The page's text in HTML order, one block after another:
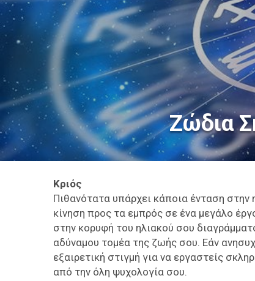
Ζώδια
Κριός
Πιθανότατα υπάρχει κάποια ένταση στην
κίνηση προς τα εμπρός σε ένα μεγάλο
στην κορυφή του ηλιακού σου
αδύναμου τομέα της ζωής σου. Εάν
εξαιρετική στιγμή για να εργαστείς
από την όλη ψυχολογία σου.